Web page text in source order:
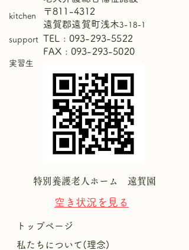
kitchen
support
実習生
〒811-4312
遠賀郡遠賀町浅木3-18-1
TEL : 093-293-5522
FAX : 093-293-5020
特別養護老人ホーム 遠賀園
空き状況を 見る
トップページ
私たちについて(理念)